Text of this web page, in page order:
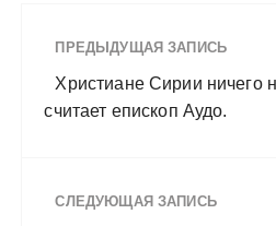
ПРЕДЫДУЩАЯ ЗАПИСЬ
Христиане Сирии ничего
считает епископ Аудо.
СЛЕДУЮЩАЯ ЗАПИСЬ